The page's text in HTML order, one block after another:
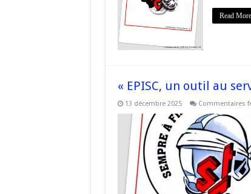
Read
« EPISC, un outil au
13 décembre 2025 Commentaires